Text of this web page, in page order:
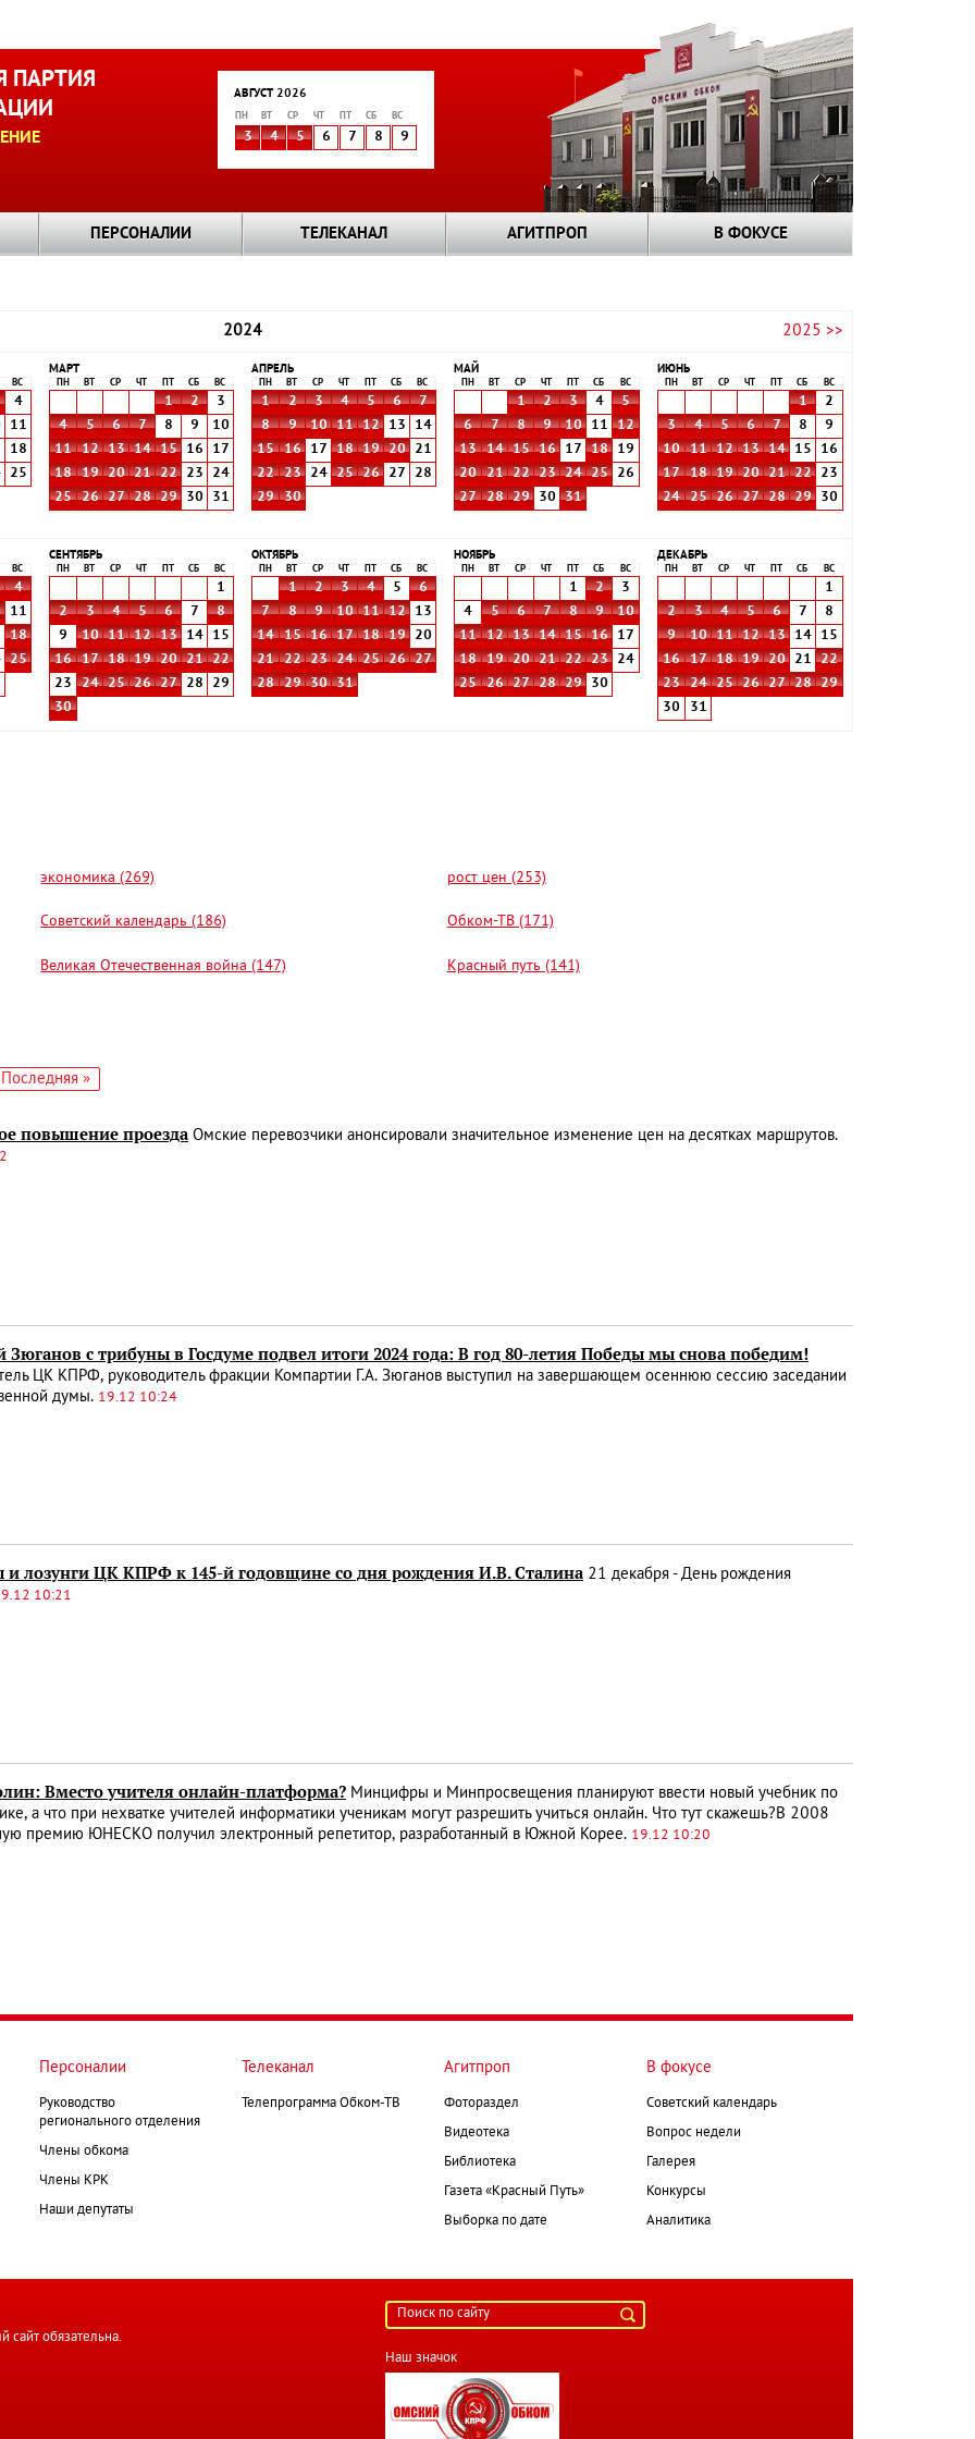
ПАРТИЯ
АВГУСТ 2026
ПН ВТ СР ЧТ СБ ВС
3 4 5 6 7 8 9
ПЕРСОНАЛИИ ТЕЛЕКАНАЛ АГИТПРОП В ФОКУСЕ
2024 2025 >>
ВС
4
11
18
25
МАРТ
ПН ВТ СР ЧТ СБ ВС
1 2
3
4
5 6 7 8 9
10
11
12 13 14 15 16
17
18
19 20 21 22 23
24
25
26 27 28 29 30 31
АПРЕЛЬ
ПН ВТ СР ЧТ СБ ВС
1 2 3 4 5 6
7
8
9 10 11 12 13
14
15
16 17 18 19 20
21
22
23 24 25 26 27
28
29
30
МАЙ
ПН ВТ СР ЧТ СБ ВС
1 2 3 4
5
6
7 8 9 10 11
12
13
14 15 16 17 18
19
20
21 22 23 24 25
26
27
28 29 30 31
ИЮНЬ
ПН ВТ СР ЧТ СБ ВС
1
2
3
4 5 6 7 8
9
10
11 12 13 14 15
16
17
18 19 20 21 22
23
24
25 26 27 28 29 30
ВС
4
11
18
25
СЕНТЯБРЬ
ПН ВТ СР ЧТ СБ ВС
1
2
3 4 5 6 7
8
9
10 11 12 13 14
15
16
17 18 19 20 21
22
23
24 25 26 27 28
29
30
ОКТЯБРЬ
ПН ВТ СР ЧТ СБ ВС
1 2 3 4 5
6
7
8 9 10 11 12
13
14
15 16 17 18 19
20
21
22 23 24 25 26
27
28
29 30 31
НОЯБРЬ
ПН ВТ СР ЧТ СБ ВС
1 2
3
4
5 6 7 8 9
10
11
12 13 14 15 16
17
18
19 20 21 22 23
24
25
26 27 28 29 30
ДЕКАБРЬ
ПН ВТ СР ЧТ СБ ВС
1
2
3 4 5 6 7
8
9
10 11 12 13 14
15
16
17 18 19 20 21
22
23
24 25 26 27 28
29
30
31
экономика (269) рост цен (253)
Советский календарь (186) Обком-ТВ (171)
Великая Отечественная война (147) Красный путь (141)
Последняя
Последняя »
повышение проезда Омские перевозчики анонсировали значительное изменение цен на десятках маршрутов.
Зюганов с трибуны в Госдуме подвел итоги 2024 года: В год 80-летия Победы мы снова победим!
ЦК КПРФ, руководитель фракции Компартии Г.А. Зюганов выступил на завершающем осеннюю сессию заседании
думы. 19.12 10:24
лозунги ЦК КПРФ к 145-й годовщине со дня рождения И.В. Сталина 21 декабря - День рождения
10:21
Вместо учителя онлайн-платформа? Минцифры и Минпросвещения планируют ввести новый учебник по
а что при нехватке учителей информатики ученикам могут разрешить учиться онлайн. Что тут скажешь?В 2008
премию ЮНЕСКО получил электронный репетитор, разработанный в Южной Корее. 19.12 10:20
Персоналии
Руководство
регионального отделения
Члены обкома
Члены КРК
Наши депутаты
Телеканал
Телепрограмма Обком-ТВ
Агитпроп
Фотораздел
Видеотека
Библиотека
Газета «Красный Путь»
Выборка по дате
В фокусе
Советский календарь
Вопрос недели
Галерея
Конкурсы
Аналитика
сайт обязательна.
Наш значок